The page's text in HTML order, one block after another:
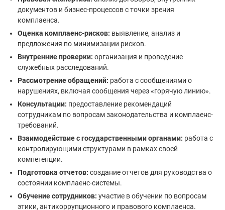
документов и бизнес-процессов с точки зрения
комплаенса.
Оценка комплаенс-рисков: выявление, анализ и
предложения по минимизации рисков.
Внутренние проверки: организация и проведение
служебных расследований.
Рассмотрение обращений: работа с сообщениями о
нарушениях, включая сообщения через «горячую линию».
Консультации: предоставление рекомендаций
сотрудникам по вопросам законодательства и комплаенс-
требований.
Взаимодействие с государственными органами: работа с
контролирующими структурами в рамках своей
компетенции.
Подготовка отчетов: создание отчетов для руководства о
состоянии комплаенс-системы.
Обучение сотрудников: участие в обучении по вопросам
этики, антикоррупционного и правового комплаенса.